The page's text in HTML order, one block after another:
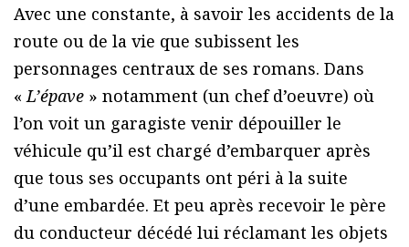
Avec une constante, à savoir les accidents de la
route ou de la vie que subissent les
personnages centraux de ses romans. Dans
« L’épave » notamment (un chef d’oeuvre) où
l’on voit un garagiste venir dépouiller le
véhicule qu’il est chargé d’embarquer après
que tous ses occupants ont péri à la suite
d’une embardée. Et peu après recevoir le père
du conducteur décédé lui réclamant les objets